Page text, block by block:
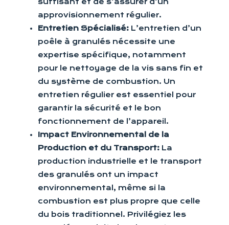
approvisionnement régulier.
Entretien Spécialisé: L’entretien d’un
poêle à granulés nécessite une
expertise spécifique, notamment
pour le nettoyage de la vis sans fin et
du système de combustion. Un
entretien régulier est essentiel pour
garantir la sécurité et le bon
fonctionnement de l’appareil.
Impact Environnemental de la
Production et du Transport: La
production industrielle et le transport
des granulés ont un impact
environnemental, même si la
combustion est plus propre que celle
du bois traditionnel. Privilégiez les